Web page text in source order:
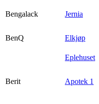
Bengalack Jernia
BenQ
Elkjøp
Eplehuset
Berit Apotek 1